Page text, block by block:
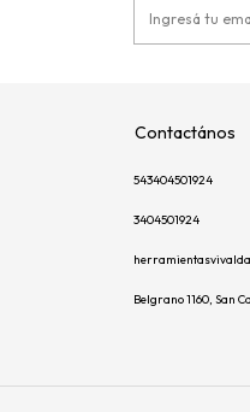
Contactános
543404501924
3404501924
Belgrano 1160, San